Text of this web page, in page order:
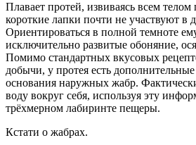
Плавает протей, извиваясь всем
короткие лапки почти не участвуют в
Ориентироваться в полной темноте
исключительно развитые обоняние,
Помимо стандартных вкусовых
добычи, у протея есть
основания наружных жабр.
воду вокруг себя, используя эту
трёхмерном лабиринте пещеры.
Кстати о жабрах.